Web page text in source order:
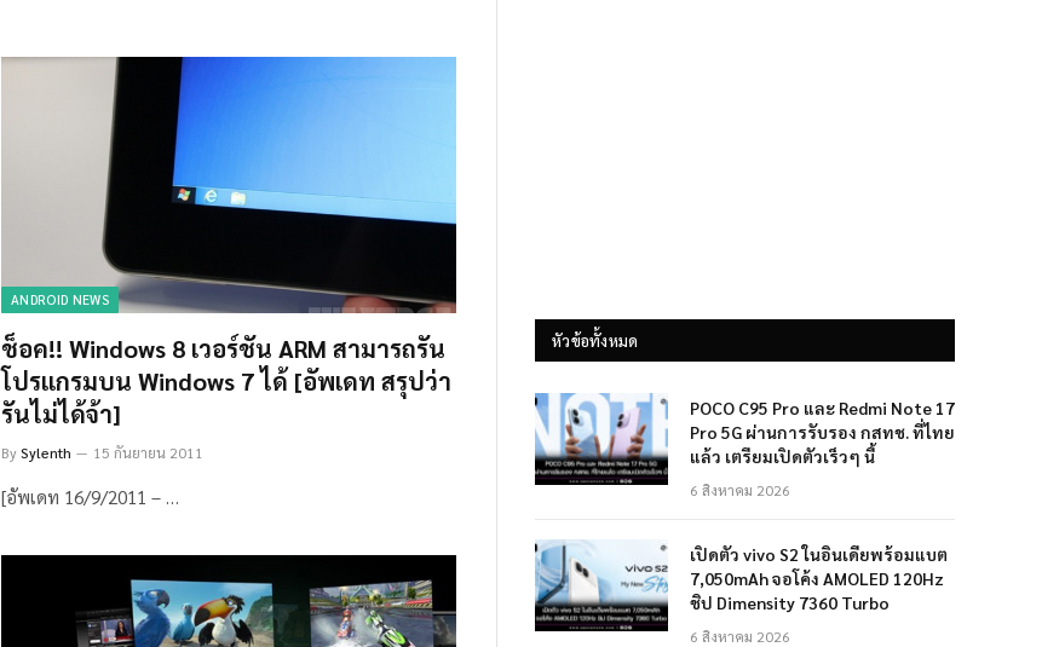
ANDROID NEWS
ช็อค!! Windows 8 เวอร์ชัน ARM สามารถรัน
โปรเเกรมบน Windows 7 ได้ [อัพเดท สรุปว่า
รันไม่ได้จ้า]
BySylenth 15 กันยายน 2011
[อัพเดท 16/9/2011 – …
หัวข้อทั้งหมด
POCO C95 Pro และ Redmi Note 17
Pro 5G ผ่านการรับรอง กสทช. ที่ไทย
แล้ว เตรียมเปิดตัวเร็วๆ นี้
6 สิงหาคม 2026
เปิดตัว vivo S2 ในอินเดียพร้อมแบต
7,050mAh จอโค้ง AMOLED 120Hz
ชิป Dimensity 7360 Turbo
6 สิงหาคม 2026